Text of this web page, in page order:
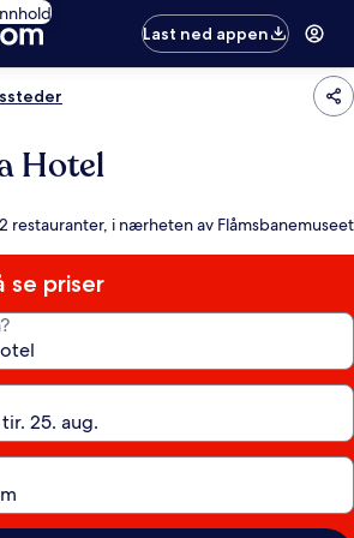
Last ned appen
Hotel
restauranter, i nærheten av Flåmsbanemuseet
se priser